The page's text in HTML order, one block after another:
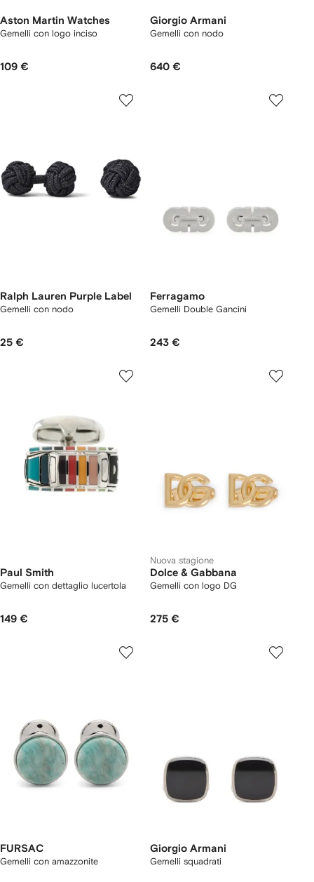
Aston Martin Watches
Gemelli con logo inciso
109 €
Giorgio Armani
Gemelli con nodo
640 €
Ralph Lauren Purple Label
Gemelli con nodo
25 €
Ferragamo
Gemelli Double Gancini
243 €
Paul Smith
Gemelli con dettaglio lucertola
149 €
Nuova stagione
Dolce & Gabbana
Gemelli con logo DG
275 €
FURSAC
Gemelli con amazzonite
Giorgio Armani
Gemelli squadrati